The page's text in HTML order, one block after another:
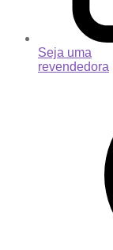
Seja uma
revendedora